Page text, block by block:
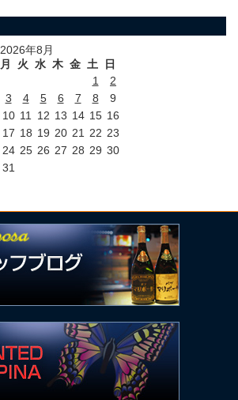
2026年8月
月
火 水 木 金 土
日
1
2
3
4 5 6 7 8
9
10 11 12 13 14 15 16
17 18 19 20 21 22 23
24 25 26 27 28 29 30
31